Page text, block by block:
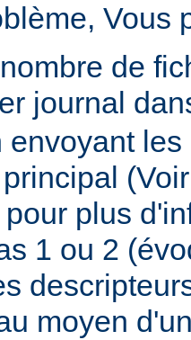
Vous
de
journal
envoyant
plus
1 ou 2
moyen